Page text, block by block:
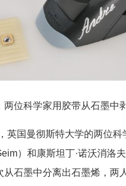
两位科学家用胶带从石墨中
国曼彻斯特大学的两位科
）和康斯坦丁·诺沃消洛
从石墨中分离出石墨烯，两